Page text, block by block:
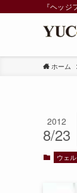
『ヘッ
ホーム
2012
8/23
ウェ